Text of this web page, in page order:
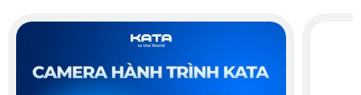
lượng.
2. 3 Tính năng nổi bật nhất của KATA